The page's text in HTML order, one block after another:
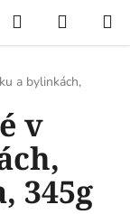
Hledat
KOŠÍK
a bylinkách,
v
345g